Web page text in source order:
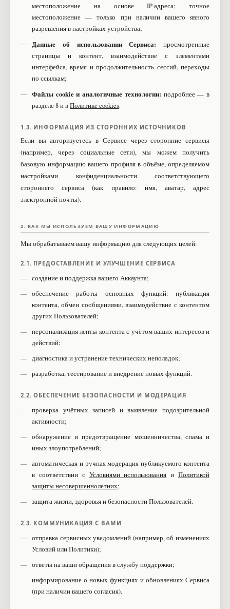
местоположение на основе IP-адреса; точное
местоположение — только при наличии вашего явного
разрешения в настройках устройства;
Данные об использовании Сервиса: просмотренные
страницы и контент, взаимодействие с элементами
интерфейса, время и продолжительность сессий, переходы
по ссылкам;
Файлы cookie и аналогичные технологии: подробнее — в
разделе 8 и вПолитике cookies.
1.3. ИНФОРМАЦИЯ ИЗ СТОРОННИХ ИСТОЧНИКОВ
Если вы авторизуетесь в Сервисе через сторонние сервисы
(например, через социальные сети), мы можем получить
базовую информацию вашего профиля в объёме, определяемом
настройками конфиденциальности соответствующего
стороннего сервиса (как правило: имя, аватар, адрес
электронной почты).
2. КАК МЫ ИСПОЛЬЗУЕМ ВАШУ ИНФОРМАЦИЮ
Мы обрабатываем вашу информацию для следующих целей:
2.1. ПРЕДОСТАВЛЕНИЕ И УЛУЧШЕНИЕ СЕРВИСА
создание и поддержка вашего Аккаунта;
обеспечение работы основных функций: публикация
контента, обмен сообщениями, взаимодействие с контентом
других Пользователей;
персонализация ленты контента с учётом ваших интересов и
действий;
диагностика и устранение технических неполадок;
разработка, тестирование и внедрение новых функций.
2.2. ОБЕСПЕЧЕНИЕ БЕЗОПАСНОСТИ И МОДЕРАЦИЯ
проверка учётных записей и выявление подозрительной
активности;
обнаружение и предотвращение мошенничества, спама и
иных злоупотреблений;
автоматическая и ручная модерация публикуемого контента
в соответствии с Условиями использования иПолитикой
защиты несовершеннолетних;
защита жизни, здоровья и безопасности Пользователей.
2.3. КОММУНИКАЦИЯ С ВАМИ
отправка сервисных уведомлений (например, об изменениях
Условий или Политики);
ответы на ваши обращения в службу поддержки;
информирование о новых функциях и обновлениях Сервиса
(при наличии вашего согласия).